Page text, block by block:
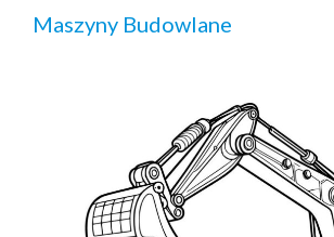
Maszyny Budowlane